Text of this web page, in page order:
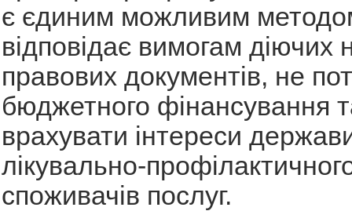
є єдиним можливим
відповідає вимогам діючих
правових документів, не
бюджетного фінансування
врахувати інтереси
лікувально-
споживачів послуг.